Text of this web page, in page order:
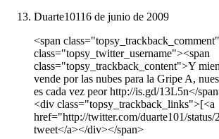
Duarte10116 de junio de 2009
<span
class="topsy_twitter_username"><span
class="topsy_trackback_content">Y
vende por las nubes para la Gripe A,
es cada vez peor http://is.gd/13L5n</
<div class="topsy_trackback_links">[<a
href="http://twitter.com/duarte101/
tweet</a></div></span>